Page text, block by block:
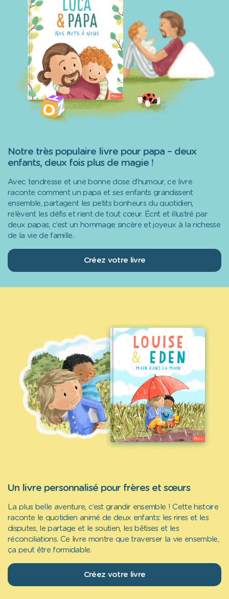
Notre très populaire livre pour papa – deux
enfants, deux fois plus de magie !
Avec tendresse et une bonne dose d’humour, ce livre
raconte comment un papa et ses enfants grandissent
ensemble, partagent les petits bonheurs du quotidien,
relèvent les défis et rient de tout cœur. Écrit et illustré par
deux papas, c’est un hommage sincère et joyeux à la richesse
de la vie de famille.
Créez votre livre
Un livre personnalisé pour frères et sœurs
La plus belle aventure, c’est grandir ensemble ! Cette histoire
raconte le quotidien animé de deux enfants: les rires et les
disputes, le partage et le soutien, les bêtises et les
réconciliations. Ce livre montre que traverser la vie ensemble,
ça peut être formidable.
Créez votre livre